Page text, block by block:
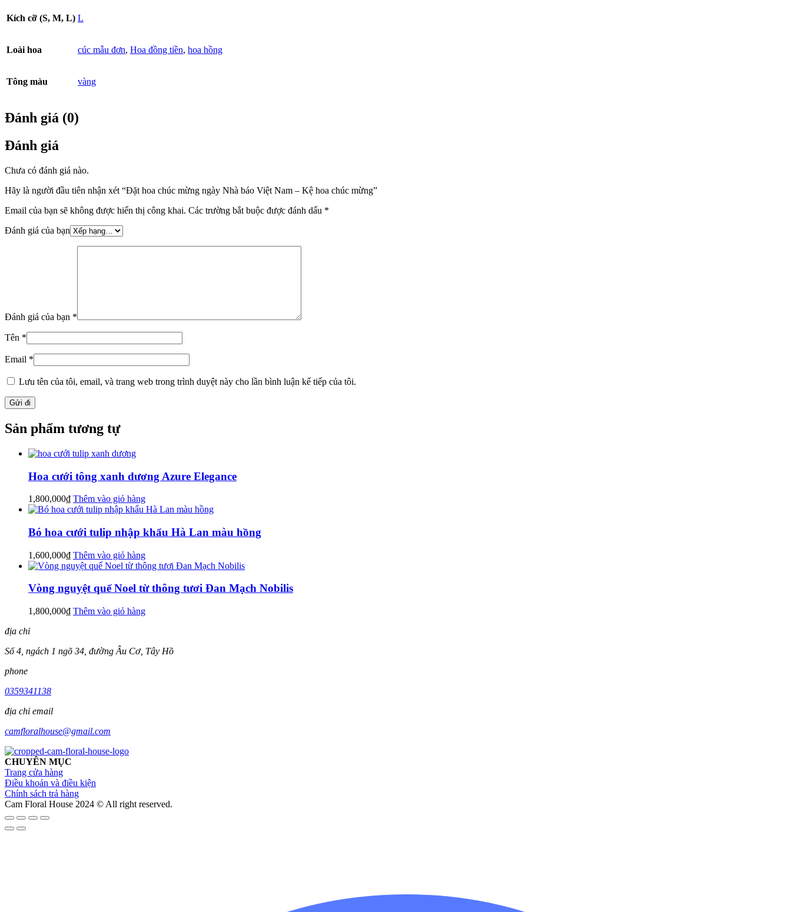
Kích cỡ (S, M, L) L
Loài hoa cúc mẫu đơn, Hoa đồng tiền, hoa hồng
Tông màu vàng
Đánh giá (0)
Đánh giá
Chưa có đánh giá nào.
Hãy là người đầu tiên nhận xét “Đặt hoa chúc mừng ngày Nhà báo Việt Nam – Kệ hoa chúc mừng”
Email của bạn sẽ không được hiển thị công khai. Các trường bắt buộc được đánh dấu *
Đánh giá của bạn
Đánh giá của bạn *
Tên *
Email *
Lưu tên của tôi, email, và trang web trong trình duyệt này cho lần bình luận kế tiếp của tôi.
Sản phẩm tương tự
Hoa cưới tông xanh dương Azure Elegance
1,800,000₫ Thêm vào giỏ hàng
Bó hoa cưới tulip nhập khẩu Hà Lan màu hồng
1,600,000₫ Thêm vào giỏ hàng
Vòng nguyệt quế Noel từ thông tươi Đan Mạch Nobilis
1,800,000₫ Thêm vào giỏ hàng
địa chỉ
Số 4, ngách 1 ngõ 34, đường Âu Cơ, Tây Hồ
phone
0359341138
địa chỉ email
camfloralhouse@gmail.com
CHUYÊN MỤC
Trang cửa hàng
Điều khoản và điều kiện
Chính sách trả hàng
Cam Floral House 2024 © All right reserved.